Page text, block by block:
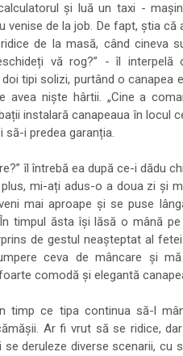
și luă un taxi -
venise de la job. De fapt, știa
de la masă, când cineva
vă rog?” - îl
tipi solizi, purtând o canapea
niște hârtii. „Cine a
instalară canapeaua în locul
să-i predea garanția.
îl întrebă ea după ce-i dădu
mi-ați adus-o a doua zi și
mai aproape și se puse
timpul ăsta își lăsă o mână
de gestul neașteptat al
ceva de mâncare și
comodă și elegantă
timp ce tipa continua să-l
Ar fi vrut să se ridice,
deruleze diverse scenarii, cu